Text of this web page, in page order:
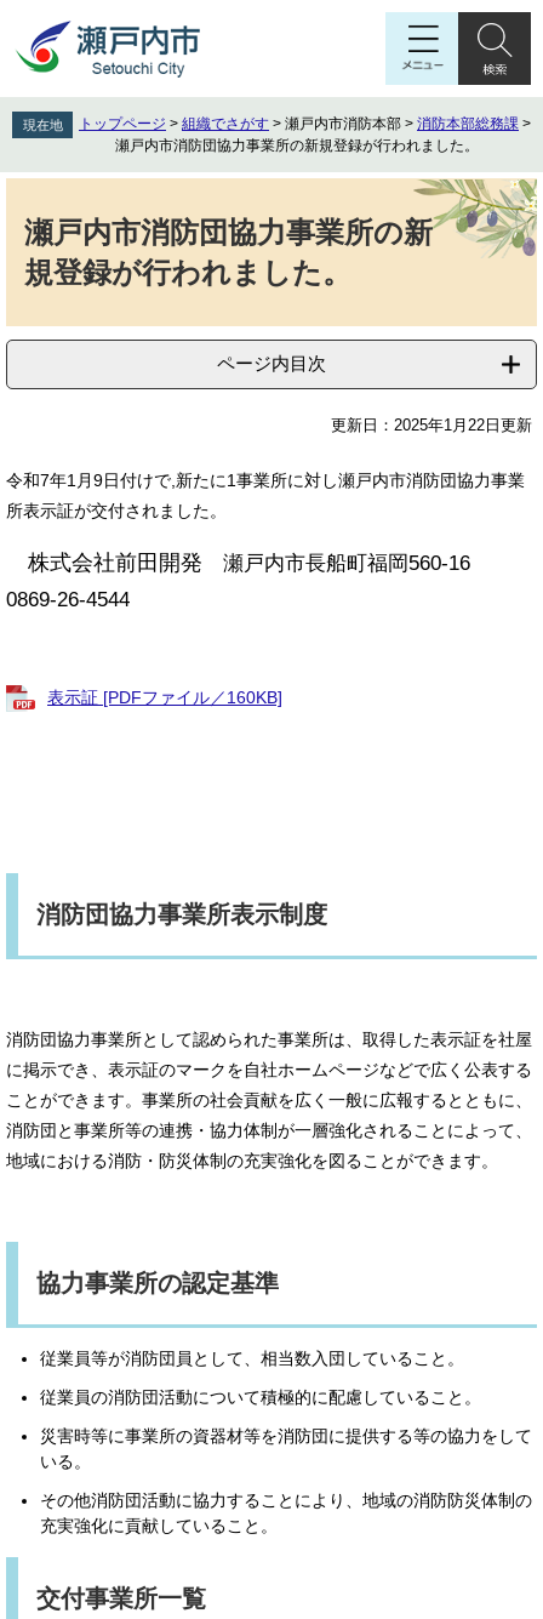
先
頭
を
飛
現在地 トップページ > 組織でさがす > 瀬戸内市消防本部 > 消防本部総務課 >
瀬戸内市消防団協力事業所の新規登録が行われました。
瀬戸内市消防団協力事業所の新
規登録が行われました。
ページ内目次
更新日：2025年1月22日更新
令和7年1月9日付けで,新たに1事業所に対し瀬戸内市消防団協力事業
所表示証が交付されました。
株式会社前田開発 瀬戸内市長船町福岡560-16
0869-26-4544
表示証 [PDFファイル／160KB]
消防団協力事業所表示制度
消防団協力事業所として認められた事業所は、取得した表示証を社屋
に掲示でき、表示証のマークを自社ホームページなどで広く公表する
ことができます。事業所の社会貢献を広く一般に広報するとともに、
消防団と事業所等の連携・協力体制が一層強化されることによって、
地域における消防・防災体制の充実強化を図ることができます。
協力事業所の認定基準
従業員等が消防団員として、相当数入団していること。
従業員の消防団活動について積極的に配慮していること。
災害時等に事業所の資器材等を消防団に提供する等の協力をして
いる。
その他消防団活動に協力することにより、地域の消防防災体制の
充実強化に貢献していること。
交付事業所一覧